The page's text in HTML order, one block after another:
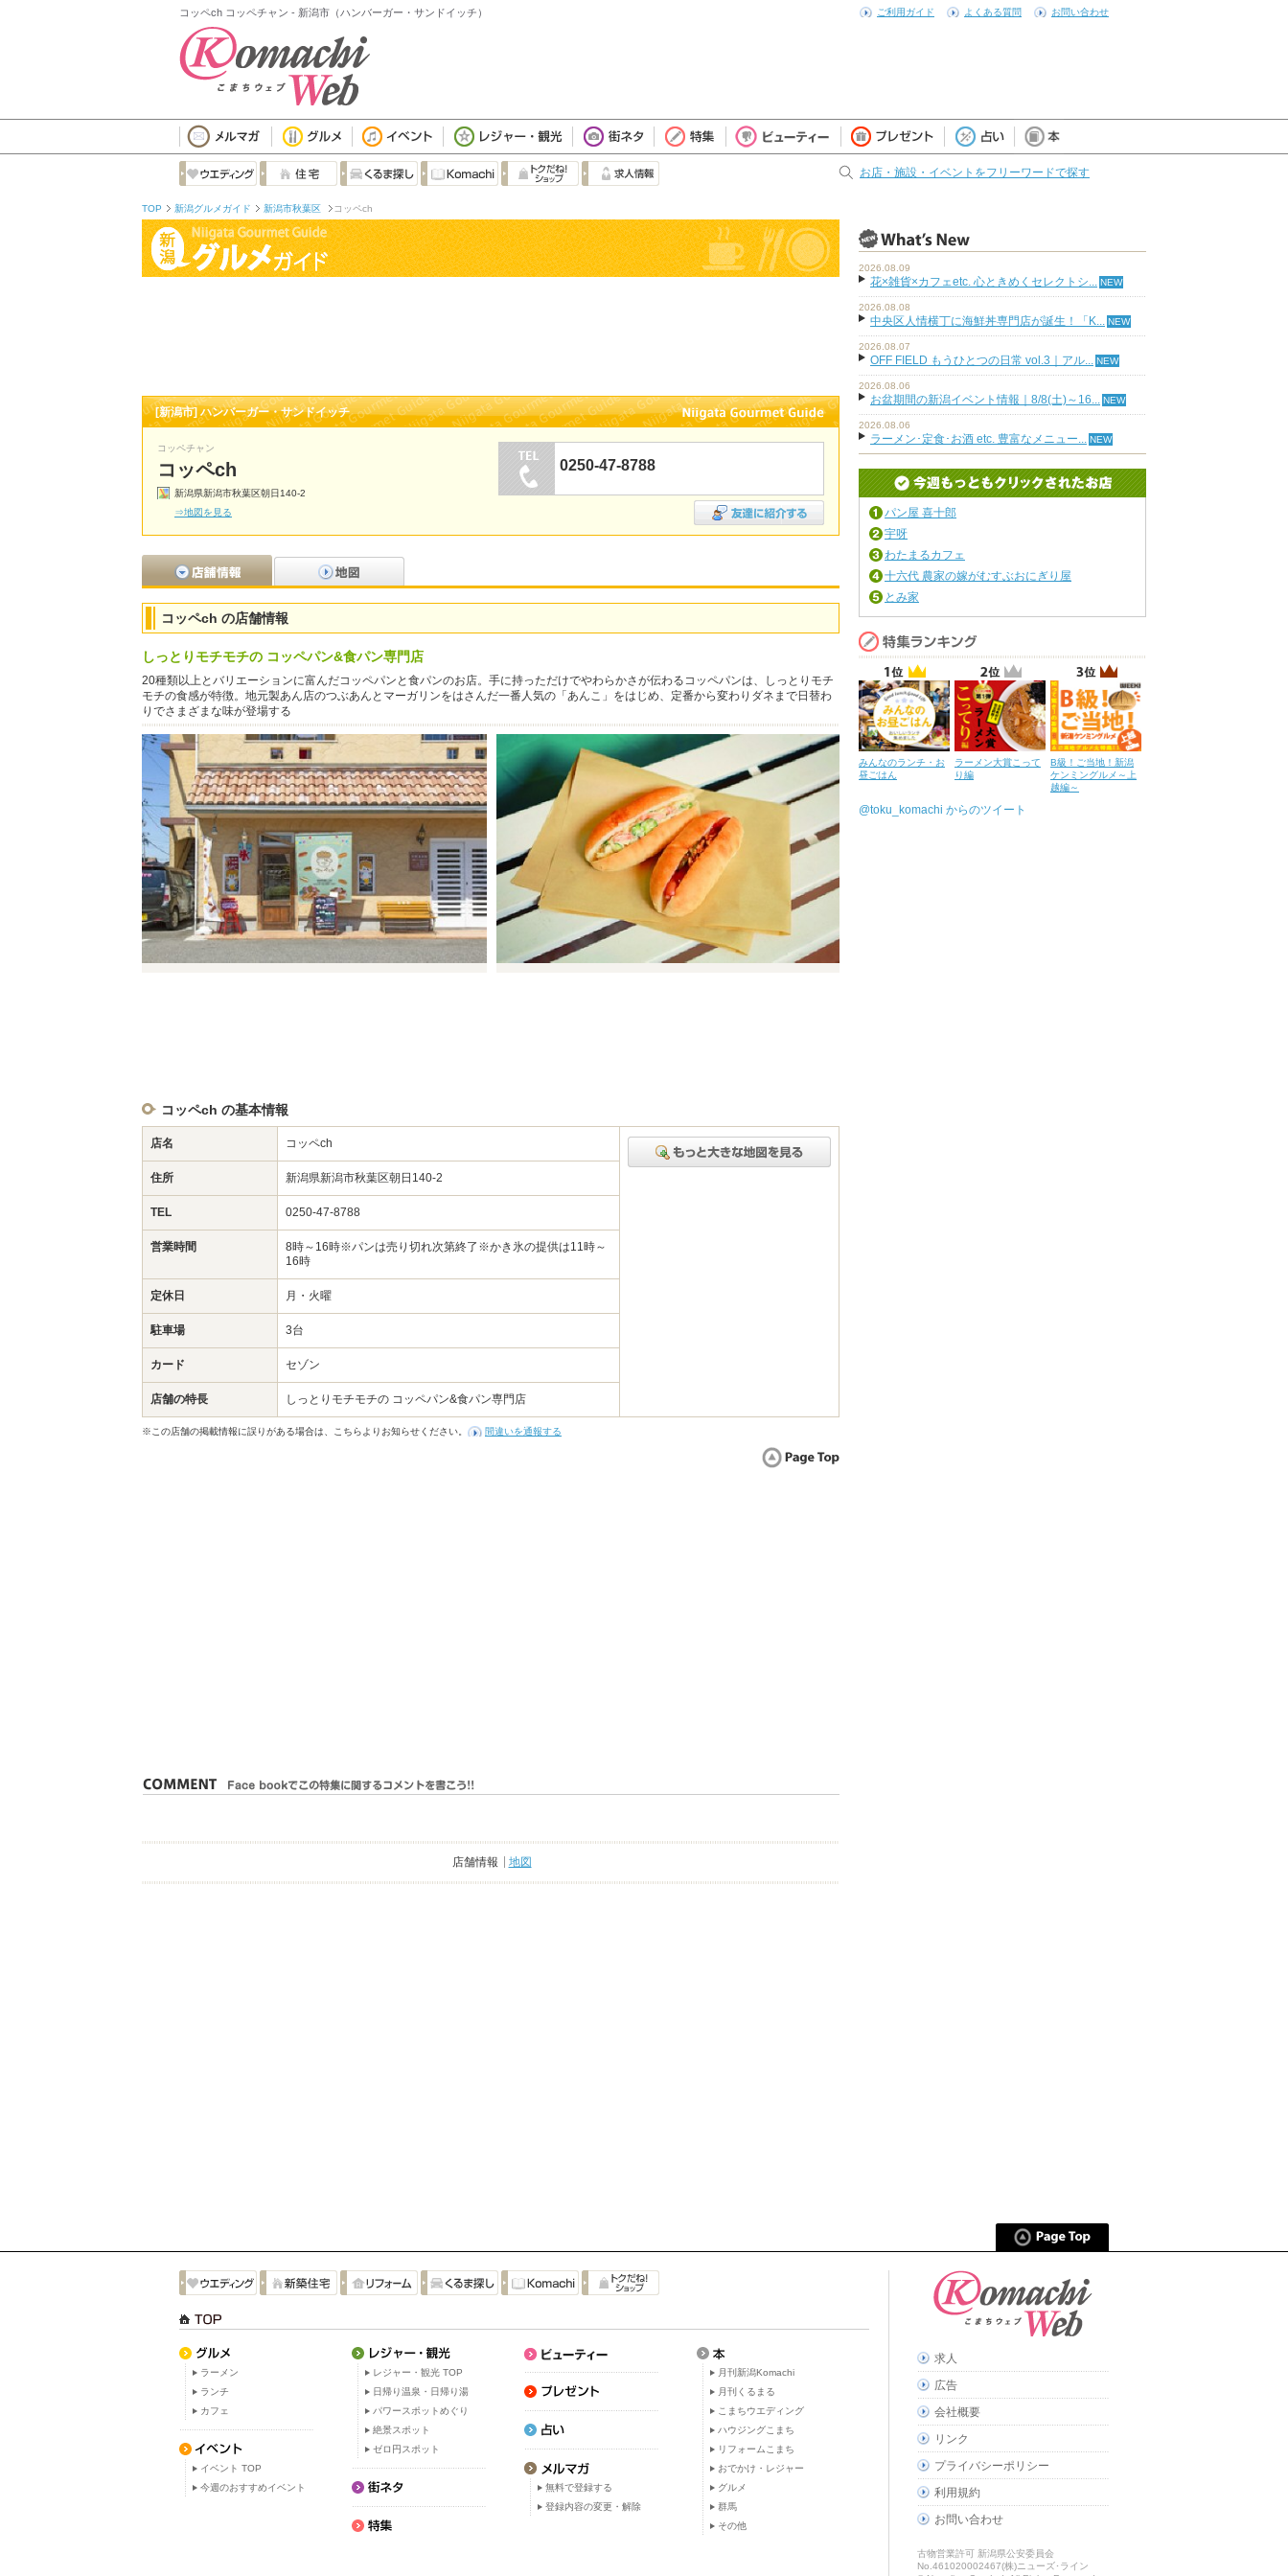
コッペch コッペチャン - 新潟市（ハンバーガー・サンドイッチ） ご利用ガイド よくある質問 お問い合わせ
お店・施設・イベントをフリーワードで探す
TOP 新潟グルメガイド 新潟市秋葉区 コッペch
[新潟市] ハンバーガー・サンドイッチ
コッペチャン
コッペch
新潟県新潟市秋葉区朝日140-2
⇒地図を見る
0250-47-8788
コッペch の店舗情報
しっとりモチモチの コッペパン&食パン専門店
20種類以上とバリエーションに富んだコッペパンと食パンのお店。手に持っただけでやわらかさが伝わるコッペパンは、しっとりモチ
モチの食感が特徴。地元製あん店のつぶあんとマーガリンをはさんだ一番人気の「あんこ」をはじめ、定番から変わりダネまで日替わ
りでさまざまな味が登場する
コッペch の基本情報
店名 コッペch
住所 新潟県新潟市秋葉区朝日140-2
TEL 0250-47-8788
営業時間
8時～16時※パンは売り切れ次第終了※かき氷の提供は11時～
16時
定休日 月・火曜
駐車場 3台
カード セゾン
店舗の特長 しっとりモチモチの コッペパン&食パン専門店
※この店舗の掲載情報に誤りがある場合は、こちらよりお知らせください。 間違いを通報する
店舗情報 地図
2026.08.09
花×雑貨×カフェetc. 心ときめくセレクトシ...
2026.08.08
中央区人情横丁に海鮮丼専門店が誕生！「K...
2026.08.07
OFF FIELD もうひとつの日常 vol.3｜アル...
2026.08.06
お盆期間の新潟イベント情報｜8/8(土)～16...
2026.08.06
ラーメン･定食･お酒 etc. 豊富なメニュー...
パン屋 喜十郎
宇呀
わたまるカフェ
十六代 農家の嫁がむすぶおにぎり屋
とみ家
みんなのランチ・お
昼ごはん
ラーメン大賞こって
り編
B級！ご当地！新潟
ケンミングルメ～上
越編～
@toku_komachi からのツイート
ラーメン
ランチ
カフェ
イベント TOP
今週のおすすめイベント
レジャー・観光 TOP
日帰り温泉・日帰り湯
パワースポットめぐり
絶景スポット
ゼロ円スポット
無料で登録する
登録内容の変更・解除
月刊新潟Komachi
月刊くるまる
こまちウエディング
ハウジングこまち
リフォームこまち
おでかけ・レジャー
グルメ
群馬
その他
求人
広告
会社概要
リンク
プライバシーポリシー
利用規約
お問い合わせ
古物営業許可 新潟県公安委員会
No.461020002467(株)ニューズ･ライン